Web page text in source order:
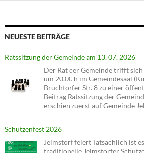
NEUESTE BEITRÄGE
Ratssitzung der Gemeinde am 13. 07. 2026
Der Rat der Gemeinde trifft
um 20.00 h im Gemeindesaal
Bruchtorfer Str. 8 zu einer
Beitrag Ratssitzung der
erschien zuerst auf Gemeinde
Schützenfest 2026
Jelmstorf feiert Tatsächlich ist
traditionelle Jelmstorfer